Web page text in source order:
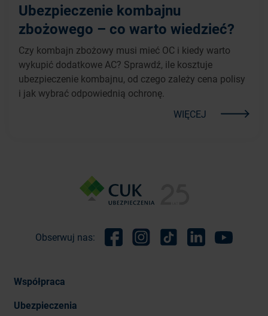
Ubezpieczenie kombajnu
zbożowego – co warto wiedzieć?
Czy kombajn zbożowy musi mieć OC i kiedy warto
wykupić dodatkowe AC? Sprawdź, ile kosztuje
ubezpieczenie kombajnu, od czego zależy cena polisy
i jak wybrać odpowiednią ochronę.
WIĘCEJ
Obserwuj nas:
Współpraca
Ubezpieczenia